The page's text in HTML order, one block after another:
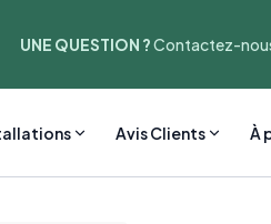
UNE QUESTION ?Contactez-
Avis Clients À